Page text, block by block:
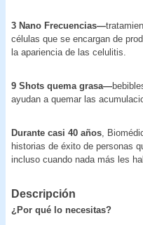
3 Nano Frecuencias—
células que se encargan de
la apariencia de las celulitis.
9 Shots quema grasa—
ayudan a quemar las
Durante casi 40 años ,
historias de éxito de personas
incluso cuando nada más les
Descripción
¿Por qué lo necesitas?